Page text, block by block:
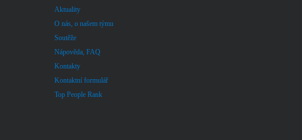
Aktuality
O nás, o našem týmu
Soutěže
Nápověda, FAQ
Kontakty
Kontaktní formulář
Top People Rank